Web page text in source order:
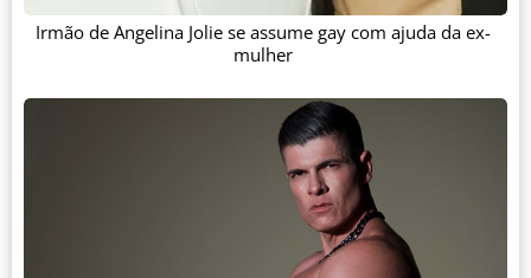
Irmão de Angelina Jolie se assume gay com ajuda da ex-
mulher